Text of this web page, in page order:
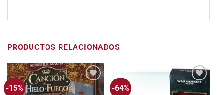
PRODUCTOS RELACIONADOS
-15%
Añadir
-64%
Añadir